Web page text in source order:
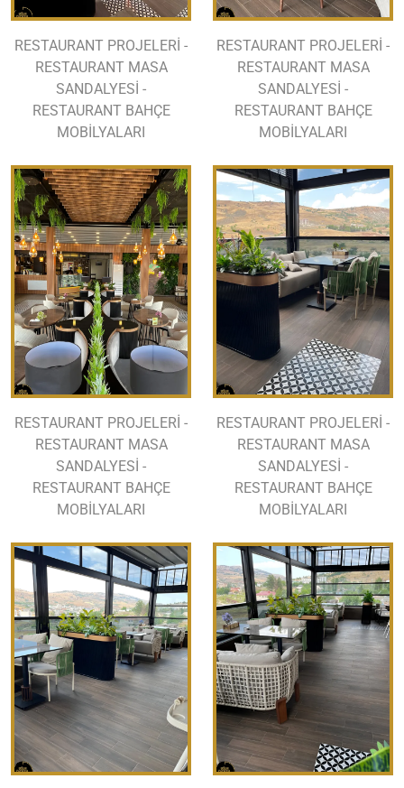
RESTAURANT PROJELERİ -
RESTAURANT MASA
SANDALYESİ -
RESTAURANT BAHÇE
MOBİLYALARI
RESTAURANT PROJELERİ -
RESTAURANT MASA
SANDALYESİ -
RESTAURANT BAHÇE
MOBİLYALARI
RESTAURANT PROJELERİ -
RESTAURANT MASA
SANDALYESİ -
RESTAURANT BAHÇE
MOBİLYALARI
RESTAURANT PROJELERİ -
RESTAURANT MASA
SANDALYESİ -
RESTAURANT BAHÇE
MOBİLYALARI